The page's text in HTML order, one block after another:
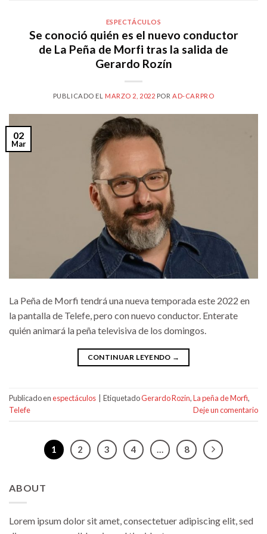
ESPECTÁCULOS
Se conoció quién es el nuevo conductor
de La Peña de Morfi tras la salida de
Gerardo Rozín
PUBLICADO EL MARZO 2, 2022 PORAD-CARPRO
02
Mar
La Peña de Morfi tendrá una nueva temporada este 2022 en
la pantalla de Telefe, pero con nuevo conductor. Enterate
quién animará la peña televisiva de los domingos.
CONTINUAR LEYENDO →
Publicado enespectáculos EtiquetadoGerardo Rozin,La peña de Morfi,
Telefe
Deje un comentario
1 2 3 4 8
ABOUT
Lorem ipsum dolor sit amet, consectetuer adipiscing elit, sed